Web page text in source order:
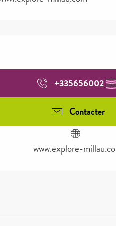
+335656002
Contacter
www.explore-